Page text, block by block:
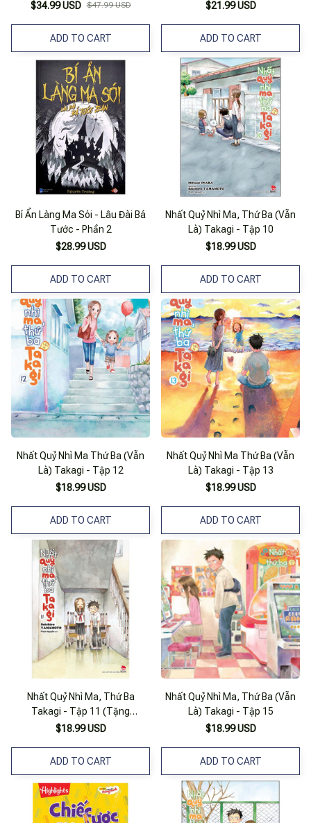
$34.99 USD $47.99 USD
ADD TO CART
$21.99 USD
ADD TO CART
Bí Ẩn Làng Ma Sói - Lâu Đài Bá
Tước - Phần 2
$28.99 USD
ADD TO CART
Nhất Quỷ Nhì Ma, Thứ Ba (Vẫn
Là) Takagi - Tập 10
$18.99 USD
ADD TO CART
Nhất Quỷ Nhì Ma Thứ Ba (Vẫn
Là) Takagi - Tập 12
$18.99 USD
ADD TO CART
Nhất Quỷ Nhì Ma Thứ Ba (Vẫn
Là) Takagi - Tập 13
$18.99 USD
ADD TO CART
Nhất Quỷ Nhì Ma, Thứ Ba
Takagi - Tập 11 (Tặng
Postcard)
$18.99 USD
ADD TO CART
Nhất Quỷ Nhì Ma, Thứ Ba (Vẫn
Là) Takagi - Tập 15
$18.99 USD
ADD TO CART